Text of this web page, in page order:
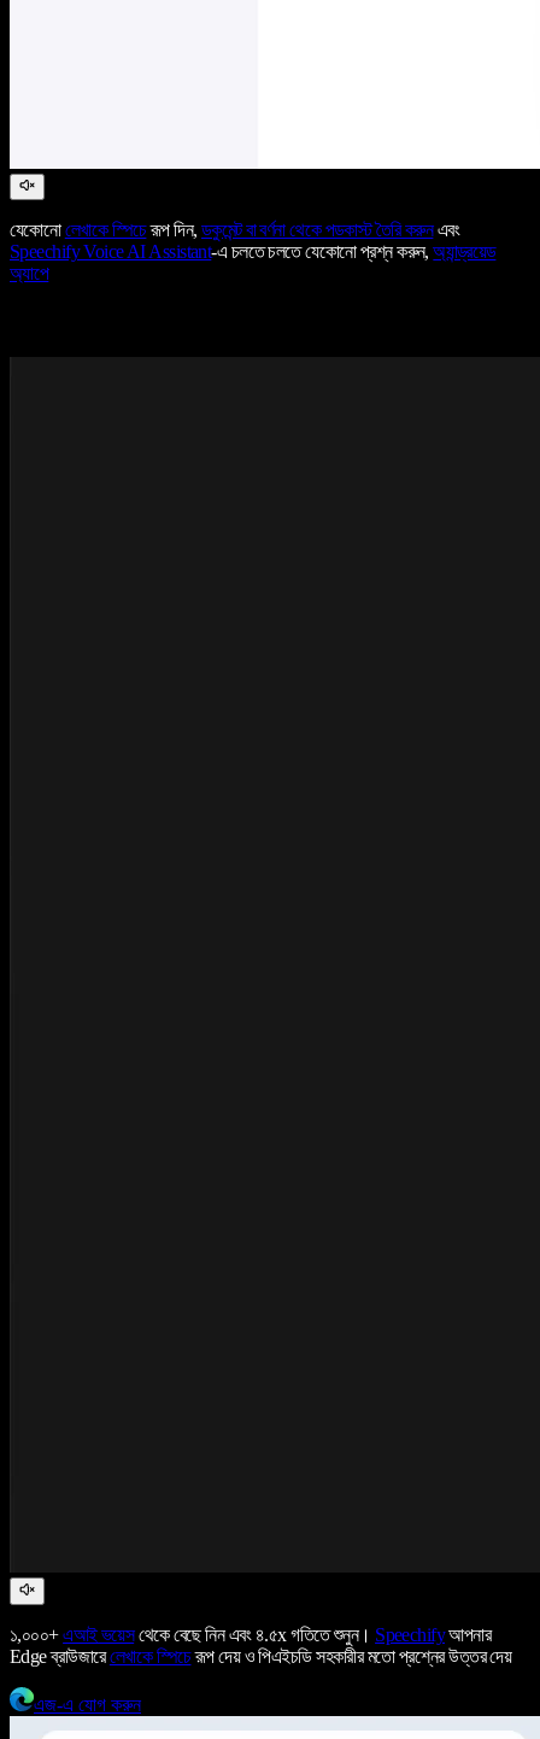
যেকোনোলেখাকে স্পিচেরূপ দিন, ডকুমেন্ট বা বর্ণনা থেকে পডকাস্ট তৈরি করুনএবং
Speechify Voice AI Assistant-এ চলতে চলতে যেকোনো প্রশ্ন করুন,অ্যান্ড্রয়েড
অ্যাপে
১,০০০+এআই ভয়েসথেকে বেছে নিন এবং ৪.৫x গতিতে শুনুন। Speechifyআপনার
Edge ব্রাউজারেলেখাকে স্পিচেরূপ দেয় ও পিএইচডি সহকারীর মতো প্রশ্নের উত্তর দেয়
এজ-এ যোগ করুন